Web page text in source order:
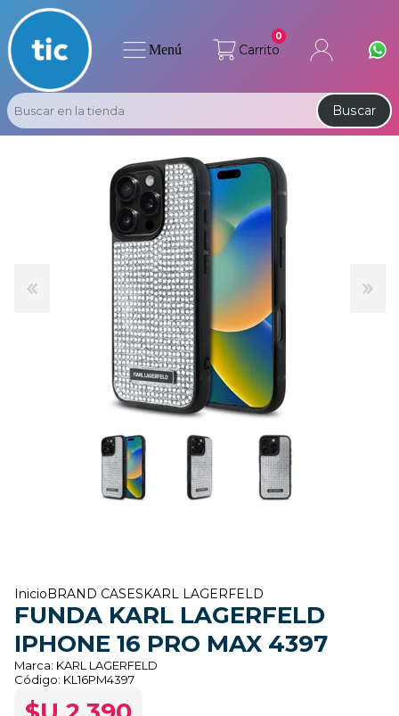
Carrito
0
Buscar
Menú
Inicio BRAND CASES KARL LAGERFELD
FUNDA KARL LAGERFELD
IPHONE 16 PRO MAX 4397
Marca: KARL LAGERFELD
Código: KL16PM4397